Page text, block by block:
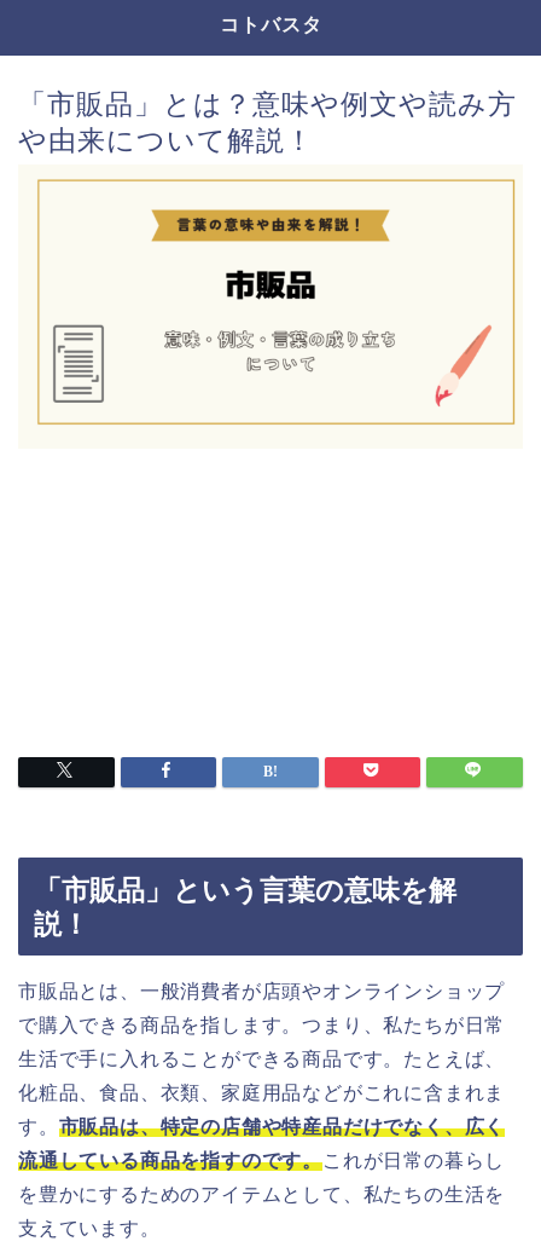
コトバスタ
「市販品」とは？意味や例文や読み方
や由来について解説！
「市販品」という言葉の意味を解
説！
市販品とは、一般消費者が店頭やオンラインショップ
で購入できる商品を指します。つまり、私たちが日常
生活で手に入れることができる商品です。たとえば、
化粧品、食品、衣類、家庭用品などがこれに含まれま
す。 市販品は、特定の店舗や特産品だけでなく、広く
流通している商品を指すのです。これが日常の暮らし
を豊かにするためのアイテムとして、私たちの生活を
支えています。